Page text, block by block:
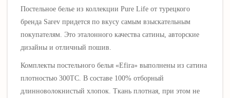
Постельное белье из коллекции Pure Life от турецкого
бренда Sarev придется по вкусу самым взыскательным
покупателям. Это эталонного качества сатины, авторские
дизайны и отличный пошив.
Комплекты постельного белья «Efira» выполнены из сатина
плотностью 300ТС. В составе 100% отборный
длинноволокнистый хлопок. Ткань плотная, при этом не